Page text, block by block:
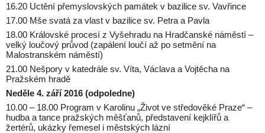
16.20 Uctění přemyslovských památek v bazilice sv. Vavřince
17.00 Mše svatá za vlast v bazilice sv. Petra a Pavla
18.00 Královské procesí z Vyšehradu na Hradčanské náměstí –
velký loučový průvod (zapálení loučí až po setmění na
Malostranském náměstí)
21.00 Nešpory v katedrále sv. Víta, Václava a Vojtěcha na
Pražském hradě
Neděle 4. září 2016 (odpoledne)
10.00 – 18.00 Program v Karolinu „Život ve středověké Praze“ –
hudba a tance pražských měšťanů, představení kejklířů a
žertérů, ukázky řemesel i městských lázní